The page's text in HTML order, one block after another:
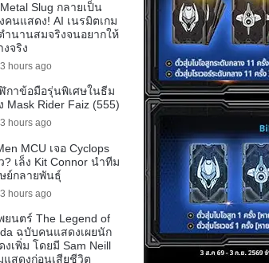
Slug กลายเป็น
คนแสดง! AI เนรมิตเกม
ำนานสมจริงจนอยากให้
งจริง
hours ago
กาข้อมือรุ่นพิเศษในธีม
Mask Rider Faiz (555)
hours ago
MCU เจอ Cyclops
? เล็ง Kit Connor นำทีม
ย์กลายพันธุ์
hours ago
ยนตร์ The Legend of
ฉบับคนแสดงเผยนัก
งเพิ่ม โดยมี Sam Neill
แสดงก่อนเสียชีวิต